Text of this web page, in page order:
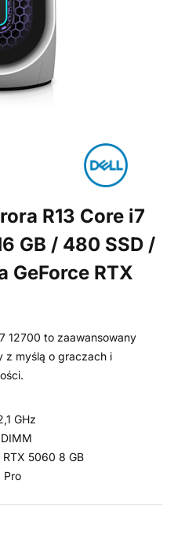
R13 Core i7
GB / 480 SSD /
GeForce RTX
12700 to zaawansowany
z myślą o graczach i
GHz
RTX 5060 8 GB
Pro